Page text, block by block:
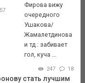
Фирова вижу
очередного
Ушакова/
Жамалетдинова
и тд : забивает
гол, куча ...
247 18
стать лучшим